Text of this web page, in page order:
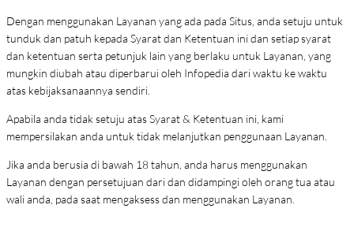
Dengan menggunakan Layanan yang ada pada Situs, anda setuju untuk
tunduk dan patuh kepada Syarat dan Ketentuan ini dan setiap syarat
dan ketentuan serta petunjuk lain yang berlaku untuk Layanan, yang
mungkin diubah atau diperbarui oleh Infopedia dari waktu ke waktu
atas kebijaksanaannya sendiri.
Apabila anda tidak setuju atas Syarat & Ketentuan ini, kami
mempersilakan anda untuk tidak melanjutkan penggunaan Layanan.
Jika anda berusia di bawah 18 tahun, anda harus menggunakan
Layanan dengan persetujuan dari dan didampingi oleh orang tua atau
wali anda, pada saat mengaksess dan menggunakan Layanan.